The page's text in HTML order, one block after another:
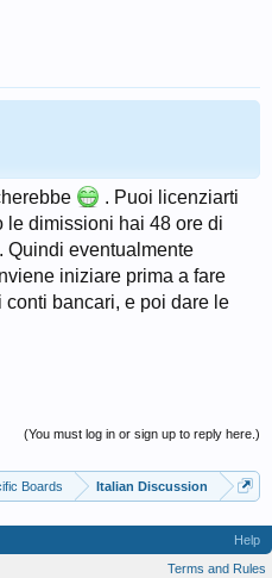
. Puoi licenziarti
le dimissioni hai 48 ore di
Quindi eventualmente
iniziare prima a fare
bancari, e poi dare le
(You must log in or sign up to reply here.)
Boards Italian Discussion
Help
Terms and Rules